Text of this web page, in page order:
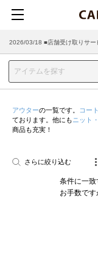
2026/03/18 ■店舗受け取りサー
アウターの一覧です。 コート
ております。他にも ニット
商品も充実！
さらに絞り込む
条件に一致
お手数です